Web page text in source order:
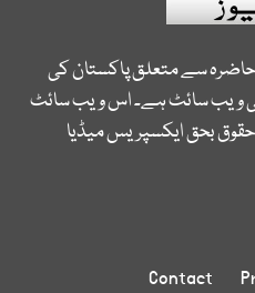
حاضرہ سے متعلق پاکستان کی
ویب سائٹ ہے۔ اس ویب سائٹ
بحق ایکسپریس میڈیا
Contact